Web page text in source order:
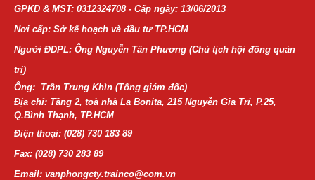
GPKD & MST: 0312324708 - Cấp ngày: 13/06/2013
Nơi cấp: Sở kế hoạch và đầu tư TP.HCM
Người ĐDPL: Ông Nguyễn Tấn Phương (Chủ tịch hội đồng quản
trị)
Địa chỉ: Tầng 2, toà nhà La Bonita, 215 Nguyễn Gia Trí, P.25,
Q.Bình Thạnh, TP.HCM
Điện thoại: (028) 730 183 89
Fax: (028) 730 283 89
Email: vanphongcty.trainco@com.vn